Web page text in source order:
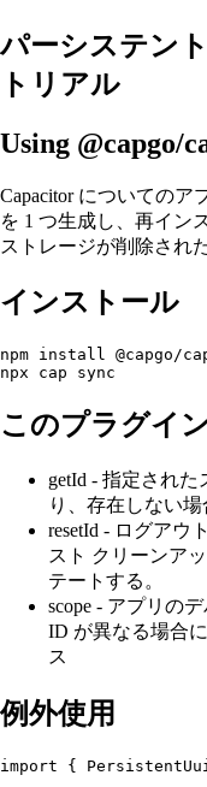
パーシステン
トリアル
Using @capgo/
Capacitor についての
を 1 つ生成し、再イン
ストレージが削除され
インストール
npm install @capgo/
このプラグイ
getId - 指定され
り、存在しない場
resetId - ログアウ
スト クリーンア
テートする。
scope - アプリの
ID が異なる場合
ス
例外使用
import {